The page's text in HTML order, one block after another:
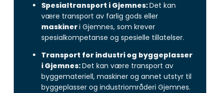
Spesialtransport i Gjemnes:Det kan
være transport av farlig gods eller
maskineri Gjemnes, som krever
spesialkompetanse og spesielle tillatelser.
Transport for industri og byggeplasser
i Gjemnes:Det kan være transport av
byggemateriell, maskiner og annet utstyr til
byggeplasser og industriområderi Gjemnes.